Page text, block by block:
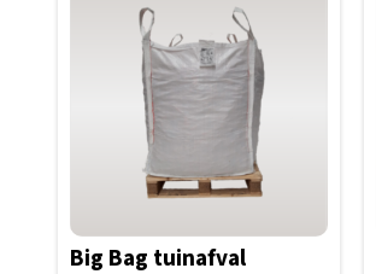
Big Bag tuinafval